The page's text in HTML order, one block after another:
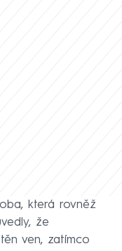
která rovněž
že
ven, zatímco